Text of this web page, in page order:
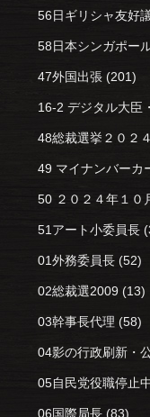
56日ギリシャ友好
58日本シンガポー
47外国出張 (201)
16-2 デジタル大臣
48総裁選挙２０２４
49 マイナンバーカ
50 ２０２４年１０
51アート小委員長
01外務委員長 (52)
02総裁選2009 (13)
03幹事長代理 (58)
04影の行政刷新・
05自民党役職停止
06国際局長 (83)